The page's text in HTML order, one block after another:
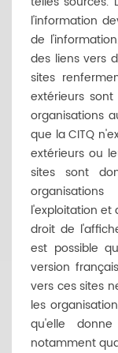
l'information
de
des liens vers
sites
extérieurs
organisations
que la CITQ
extérieurs ou
sites sont
l'exploitation
droit de
est possible
version
vers ces sites
les
qu'elle
notamment